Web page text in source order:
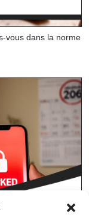
vous dans la norme